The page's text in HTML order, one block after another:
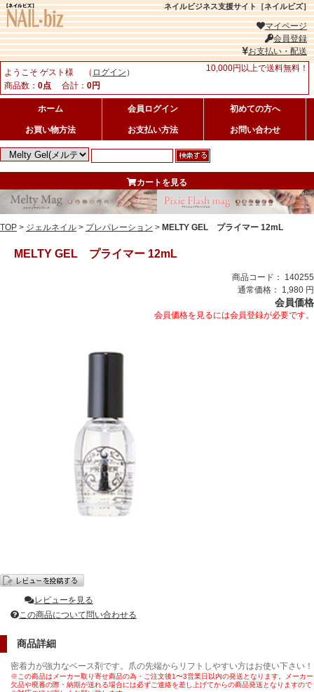
ネイルビジネス支援サイト［ネイルビズ］
マイページ
会員登録
お支払い・配送
ようこそ ゲスト様 （ ログイン ）
商品数： 0点 合計： 0円
10,000円以上で送料無料！
ホーム 会員ログイン 初めての方へ
お買い物方法 お支払い方法 お問い合わせ
カートを見る
TOP > ジェルネイル > プレパレーション > MELTY GEL プライマー 12mL
MELTY GEL プライマー 12mL
商品コード： 140255
通常価格： 1,980 円
会員価格
会員価格を見るには会員登録が必要です。
レビューを見る
この商品について問い合わせる
商品詳細
密着力が強力なベース剤です。爪の先端からリフトしやすい方はお使い下さい！
※この商品はメーカー取り寄せ商品の為・ご注文後1〜3営業日以内の発送となります。メーカー
欠品や廃番の際・納期が送れる場合には必ずご連絡を差し上げてからの商品発送となりますので